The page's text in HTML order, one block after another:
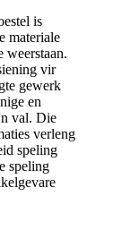
is
materiale
weerstaan.
vir
gewerk
en
val. Die
verleng
speling
speling